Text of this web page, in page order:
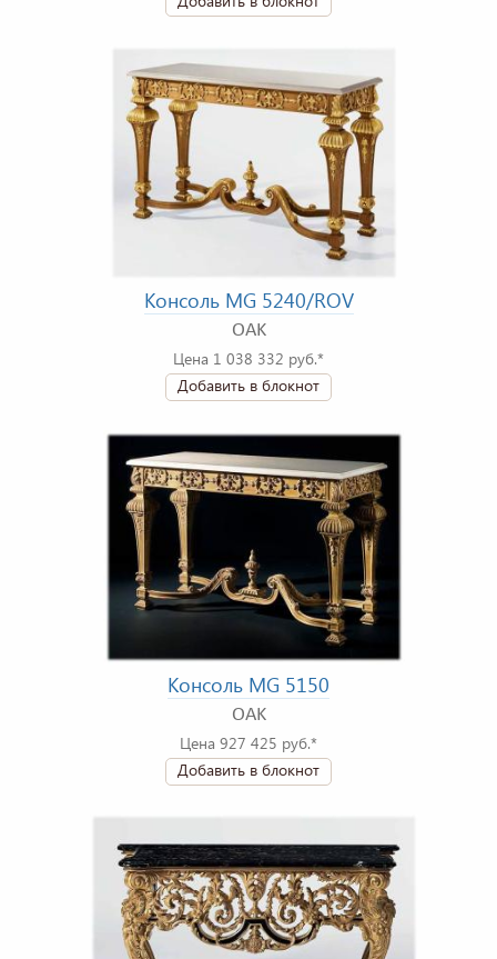
Консоль MG 5240/ROV
OAK
Цена 1 038 332 руб.*
Добавить в блокнот
Консоль MG 5150
OAK
Цена 927 425 руб.*
Добавить в блокнот